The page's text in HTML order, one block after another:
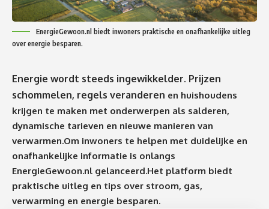
EnergieGewoon.nl biedt inwoners praktische en onafhankelijke uitleg
over energie besparen.
Energie wordt steeds ingewikkelder. Prijzen
schommelen, regels veranderen en huishoudens
krijgen te maken met onderwerpen als salderen,
dynamische tarieven en nieuwe manieren van
verwarmen.Om inwoners te helpen met duidelijke en
onafhankelijke informatie is onlangs
EnergieGewoon.nl gelanceerd.Het platform biedt
praktische uitleg en tips over stroom, gas,
verwarming en energie besparen.